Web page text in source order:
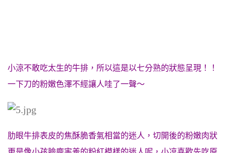
小涼不敢吃太生的牛排，所以這是以七分熟的狀態呈現！！
一下刀的粉嫩色澤不經讓人哇了一聲～
肋眼牛排表皮的焦酥脆香氣相當的迷人，切開後的粉嫩肉狀